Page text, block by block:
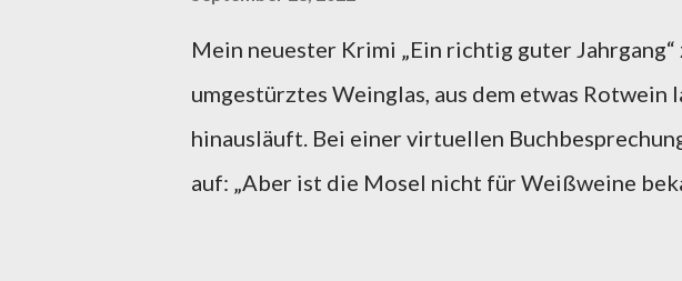
Mein neuester Krimi „Ein richtig guter
umgestürztes Weinglas, aus dem etwas Rotwein
hinausläuft. Bei einer virtuellen
auf: „Aber ist die Mosel nicht für Weißweine